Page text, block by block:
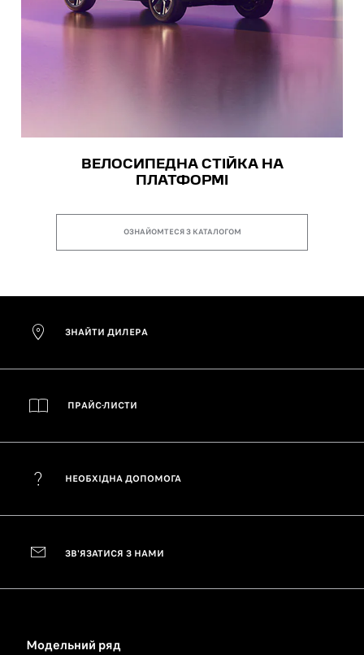
ВЕЛОСИПЕДНА СТІЙКА НА
ПЛАТФОРМІ
ОЗНАЙОМТЕСЯ З КАТАЛОГОМ
ЗНАЙТИ ДИЛЕРА
ПРАЙС-ЛИСТИ
НЕОБХІДНА ДОПОМОГА
ЗВ'ЯЗАТИСЯ З НАМИ
Модельний ряд